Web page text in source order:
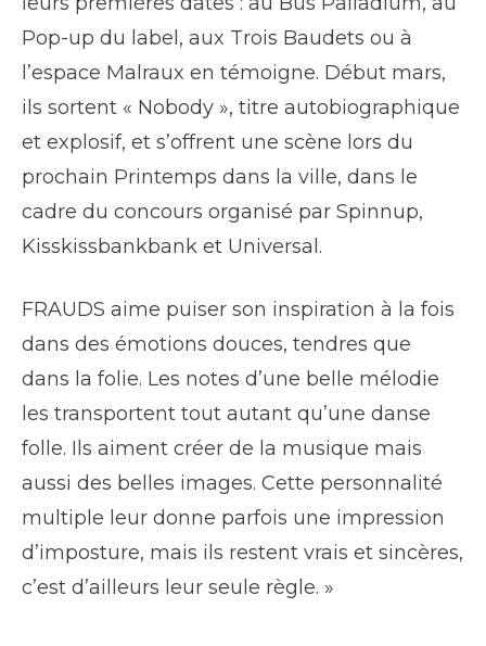
Pop-up du label, aux Trois Baudets ou à
l’espace Malraux en témoigne. Début mars,
ils sortent « Nobody », titre autobiographique
et explosif, et s’offrent une scène lors du
prochain Printemps dans la ville, dans le
cadre du concours organisé par Spinnup,
Kisskissbankbank et Universal.
FRAUDS aime puiser son inspiration à la fois
dans des émotions douces, tendres que
dans la folie. Les notes d’une belle mélodie
les transportent tout autant qu’une danse
folle. Ils aiment créer de la musique mais
aussi des belles images. Cette personnalité
multiple leur donne parfois une impression
d’imposture, mais ils restent vrais et sincères,
c’est d’ailleurs leur seule règle. »